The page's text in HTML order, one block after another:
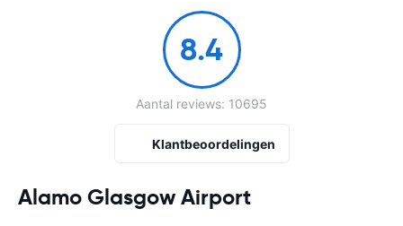
Alamo Glasgow Airport
8.4
Aantal reviews: 10695
Klantbeoordelingen